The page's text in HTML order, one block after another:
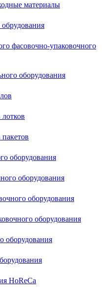
материалы
фасовочно-упаковочного
оборудования
оборудования
оборудования
оборудования
оборудования
оборудования
HoReCa